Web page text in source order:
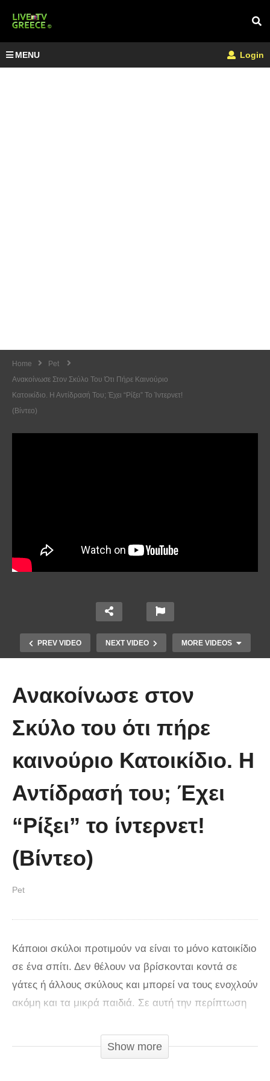
MENU Login
Home
Pet
Ανακοίνωσε Στον Σκύλο Του Ότι Πήρε Καινούριο
Κατοικίδιο. Η Αντίδρασή Του; Έχει “Ρίξει” Το Ίντερνετ!
(Βίντεο)
PREV VIDEO NEXT VIDEO MORE VIDEOS
στον κόσμο!! (Video)
Ανακοίνωσε στον
Σκύλο του ότι πήρε
καινούριο Κατοικίδιο. Η
Αντίδρασή του; Έχει
“Ρίξει” το ίντερνετ!
(Βίντεο)
Pet
Κάποιοι σκύλοι προτιμούν να είναι το μόνο κατοικίδιο
σε ένα σπίτι. Δεν θέλουν να βρίσκονται κοντά σε
γάτες ή άλλους σκύλους και μπορεί να τους ενοχλούν
ακόμη και τα μικρά παιδιά. Σε αυτή την περίπτωση
πουλιά και οποιοδήποτε άλλο πλάσμα μπορεί να ζει
με ανθρώπους! Ωστόσο, υπάρχουν πολλοί σκύλοι
Show more